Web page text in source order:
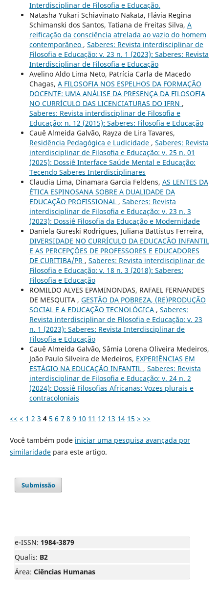
Interdisciplinar de Filosofia e Educação.
Natasha Yukari Schiavinato Nakata, Flávia Regina
Schimanski dos Santos, Tatiana de Freitas Silva, A
reificação da consciência atrelada ao vazio do homem
contemporâneo , Saberes: Revista interdisciplinar de
Filosofia e Educação: v. 23 n. 1 (2023): Saberes: Revista
Interdisciplinar de Filosofia e Educação
Avelino Aldo Lima Neto, Patrícia Carla de Macedo
Chagas, A FILOSOFIA NOS ESPELHOS DA FORMAÇÃO
DOCENTE: UMA ANÁLISE DA PRESENÇA DA FILOSOFIA
NO CURRÍCULO DAS LICENCIATURAS DO IFRN ,
Saberes: Revista interdisciplinar de Filosofia e
Educação: n. 12 (2015): Saberes: Filosofia e Educação
Cauê Almeida Galvão, Rayza de Lira Tavares,
Residência Pedagógica e Ludicidade , Saberes: Revista
interdisciplinar de Filosofia e Educação: v. 25 n. 01
(2025): Dossiê Interface Saúde Mental e Educação:
Tecendo Saberes Interdisciplinares
Claudia Lima, Dinamara Garcia Feldens, AS LENTES DA
ÉTICA ESPINOSANA SOBRE A DUALIDADE DA
EDUCAÇÃO PROFISSIONAL , Saberes: Revista
interdisciplinar de Filosofia e Educação: v. 23 n. 3
(2023): Dossiê Filosofia da Educação e Modernidade
Daniela Gureski Rodrigues, Juliana Battistus Ferreira,
DIVERSIDADE NO CURRÍCULO DA EDUCAÇÃO INFANTIL
E AS PERCEPÇÕES DE PROFESSORES E EDUCADORES
DE CURITIBA/PR , Saberes: Revista interdisciplinar de
Filosofia e Educação: v. 18 n. 3 (2018): Saberes:
Filosofia e Educação
ROMILDO ALVES EPAMINONDAS, RAFAEL FERNANDES
DE MESQUITA , GESTÃO DA POBREZA, (RE)PRODUÇÃO
SOCIAL E A EDUCAÇÃO TECNOLÓGICA , Saberes:
Revista interdisciplinar de Filosofia e Educação: v. 23
n. 1 (2023): Saberes: Revista Interdisciplinar de
Filosofia e Educação
Cauê Almeida Galvão, Sâmia Lorena Oliveira Medeiros,
João Paulo Silveira de Medeiros, EXPERIÊNCIAS EM
ESTÁGIO NA EDUCAÇÃO INFANTIL , Saberes: Revista
interdisciplinar de Filosofia e Educação: v. 24 n. 2
(2024): Dossiê Filosofias Africanas: Vozes plurais e
contracoloniais
<< < 1 2 3 4 5 6 7 8 9 10 11 12 13 14 15 > >>
Você também pode iniciar uma pesquisa avançada por
similaridadepara este artigo.
Submissão
e-ISSN: 1984-3879
Qualis: B2
Área: Ciências Humanas